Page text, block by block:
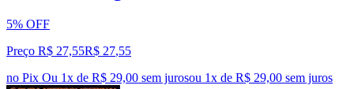
5% OFF
Preço R$ 27,55R$ 27,55
no Pix Ou 1x de R$ 29,00 sem jurosou 1x de R$ 29,00 sem juros